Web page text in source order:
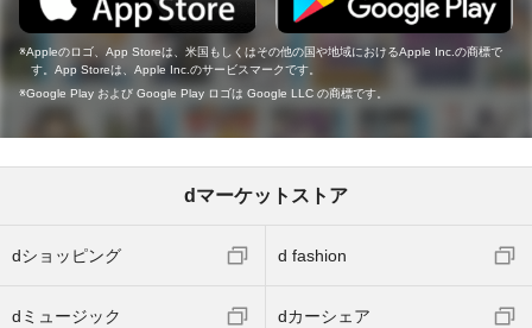
Appleのロゴ、App Storeは、米国もしくはその他の国や地域におけるApple Inc.の商標で
す。App Storeは、Apple Inc.のサービスマークです。
Google Play および Google Play ロゴは Google LLC の商標です。
dマーケットストア
dショッピング d fashion
dミュージック dカーシェア